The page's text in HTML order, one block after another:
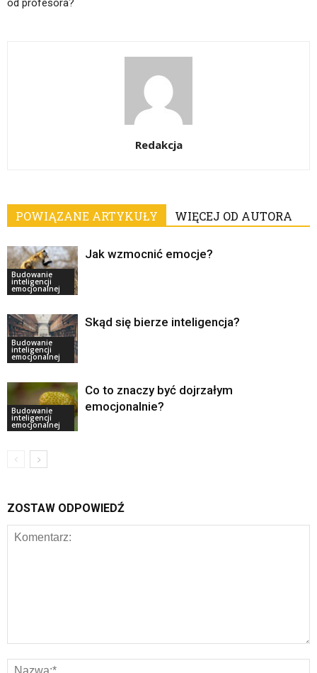
od profesora?
Redakcja
POWIĄZANE ARTYKUŁY WIĘCEJ OD AUTORA
Budowanie
inteligencji
emocjonalnej
Jak wzmocnić emocje?
Budowanie
inteligencji
emocjonalnej
Skąd się bierze inteligencja?
Budowanie
inteligencji
emocjonalnej
Co to znaczy być dojrzałym
emocjonalnie?
ZOSTAW ODPOWIEDŹ